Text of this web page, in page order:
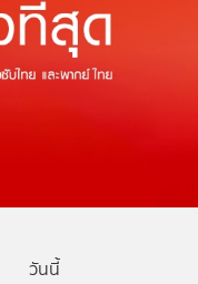
วันนี้